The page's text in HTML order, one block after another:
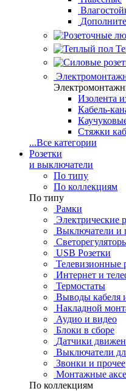
Изолента
Кабель-
Стяжки
...Все категории
Розетки
и выключатели
По типу
По коллекциям
По типу
Рамки
Электрические
Выключатели и
USB Розетки
Телевизионные
Интернет и
Термостаты
Выводы кабеля
Накладной
Аудио и видео
Блоки в сборе
Датчики
Выключатели
Звонки и прочее
Монтажные
По коллекциям